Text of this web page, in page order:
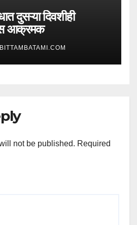
दुसऱ्या दिवशीही
आक्रमक
BITTAMBATAMI.COM
not be published. Required